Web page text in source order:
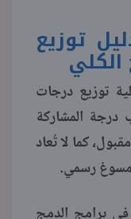
توزيع
الكلي
توزيع درجات
درجة المشاركة
كما لا تُعاد
مسوغ رسمي.